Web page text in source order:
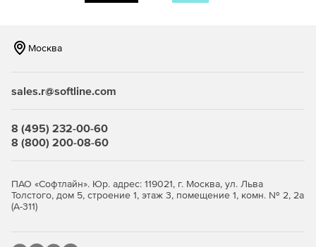
Москва
sales.r@softline.com
8 (495) 232-00-60
8 (800) 200-08-60
ПАО «Софтлайн». Юр. адрес: 119021, г. Москва, ул. Льва
Толстого, дом 5, строение 1, этаж 3, помещение 1, комн. № 2, 2а
(А-311)